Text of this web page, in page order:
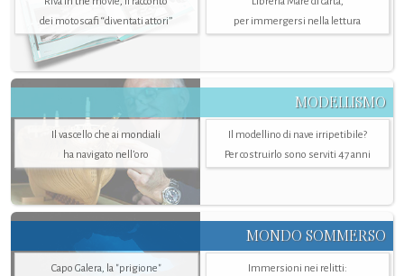
dei motoscafi “diventati attori”
per immergersi nella lettura
MODELLISMO
Il vascello che ai mondiali
ha navigato nell’oro
Il modellino di nave irripetibile?
Per costruirlo sono serviti 47 anni
MONDO SOMMERSO
Capo Galera, la "prigione"
Immersioni nei relitti: